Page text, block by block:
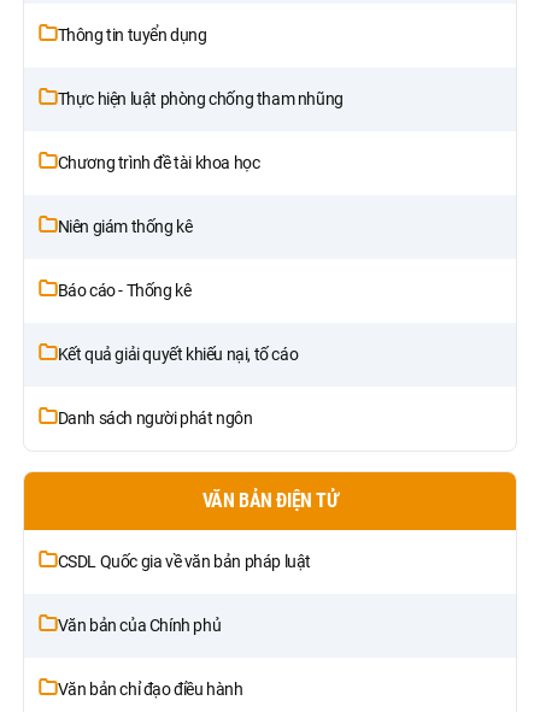
Thông tin tuyển dụng
Thực hiện luật phòng chống tham nhũng
Chương trình đề tài khoa học
Niên giám thống kê
Báo cáo - Thống kê
Kết quả giải quyết khiếu nại, tố cáo
Danh sách người phát ngôn
VĂN BẢN ĐIỆN TỬ
CSDL Quốc gia về văn bản pháp luật
Văn bản của Chính phủ
Văn bản chỉ đạo điều hành